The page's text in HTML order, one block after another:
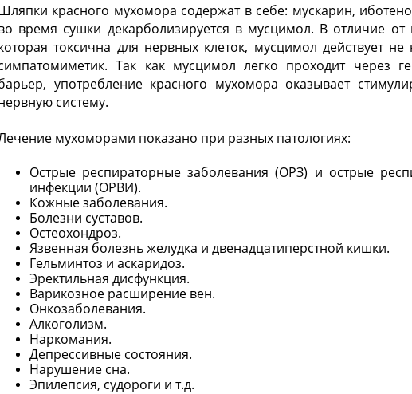
красного мухомора содержат в себе: мускарин,
время сушки декарболизируется в мусцимол. В отличие от
токсична для нервных клеток, мусцимол действует
Так как мусцимол легко проходит через
употребление красного мухомора оказывает
систему.
мухоморами показано при разных патологиях:
Острые респираторные заболевания (ОРЗ) и острые
инфекции (ОРВИ).
Кожные заболевания.
Болезни суставов.
Остеохондроз.
Язвенная болезнь желудка и двенадцатиперстной кишки.
Гельминтоз и аскаридоз.
Эректильная дисфункция.
Варикозное расширение вен.
Онкозаболевания.
Алкоголизм.
Наркомания.
Депрессивные состояния.
Нарушение сна.
Эпилепсия, судороги и т.д.